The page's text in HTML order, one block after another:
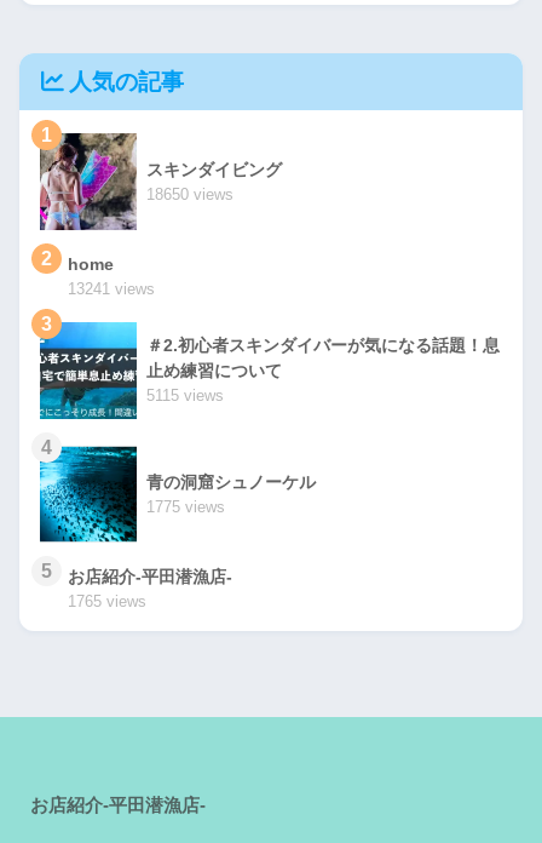
人気の記事
1
スキンダイビング
18650 views
2 home
13241 views
3
＃2.初心者スキンダイバーが気になる話題！息
止め練習について
5115 views
4
青の洞窟シュノーケル
1775 views
5 お店紹介-平田潜漁店-
1765 views
お店紹介-平田潜漁店-